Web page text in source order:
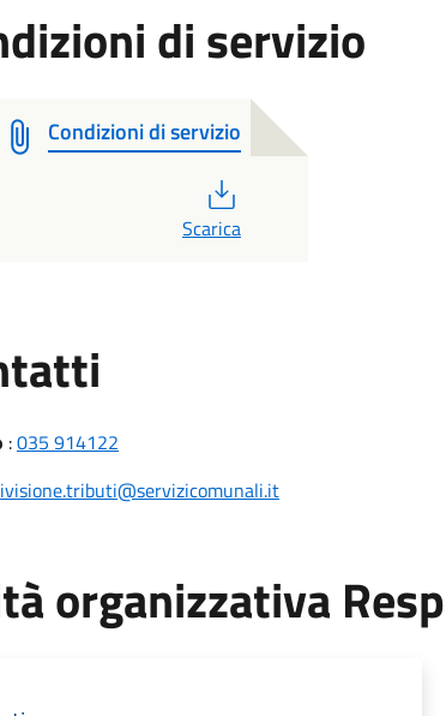
di servizio
Condizioni di servizio
Scarica
:035 914122
organizzativa